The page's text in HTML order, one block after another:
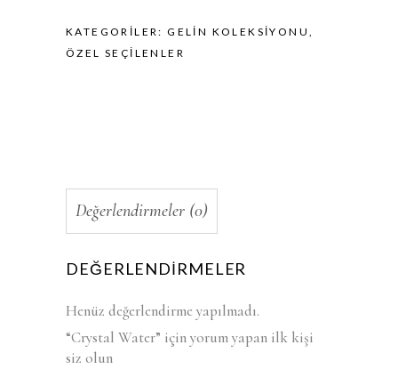
KATEGORILER:GELIN KOLEKSIYONU,
ÖZEL SEÇILENLER
Değerlendirmeler (0)
DEĞERLENDIRMELER
Henüz değerlendirme yapılmadı.
“Crystal Water” için yorum yapan ilk kişi
siz olun